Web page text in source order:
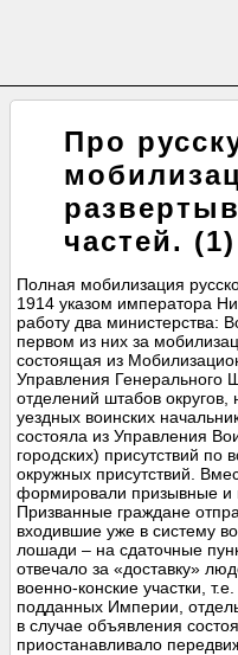
Про
частей. (1)
Полная мобилизация
1914 указом императора
работу два министерства:
первом из них за
состоящая из
Управления Генерального
отделений штабов округов,
уездных воинских
состояла из Управления
городских) присутствий по
окружных присутствий.
формировали призывные и
Призванные граждане
входившие уже в систему
лошади – на сдаточные
отвечало за «доставку»
военно-конские участки,
подданных Империи,
в случае объявления
приостанавливало